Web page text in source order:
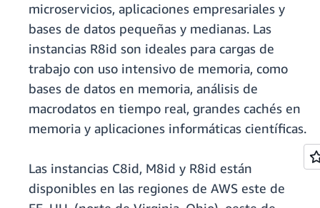
microservicios, aplicaciones empresariales y
bases de datos pequeñas y medianas. Las
instancias R8id son ideales para cargas de
trabajo con uso intensivo de memoria, como
bases de datos en memoria, análisis de
macrodatos en tiempo real, grandes cachés en
memoria y aplicaciones informáticas científicas.
Las instancias C8id, M8id y R8id están
disponibles en las regiones de AWS este de